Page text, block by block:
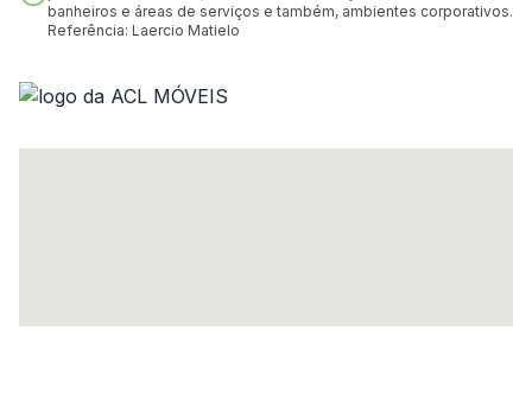
banheiros e áreas de serviços e também, ambientes corporativos.
Referência: Laercio Matielo